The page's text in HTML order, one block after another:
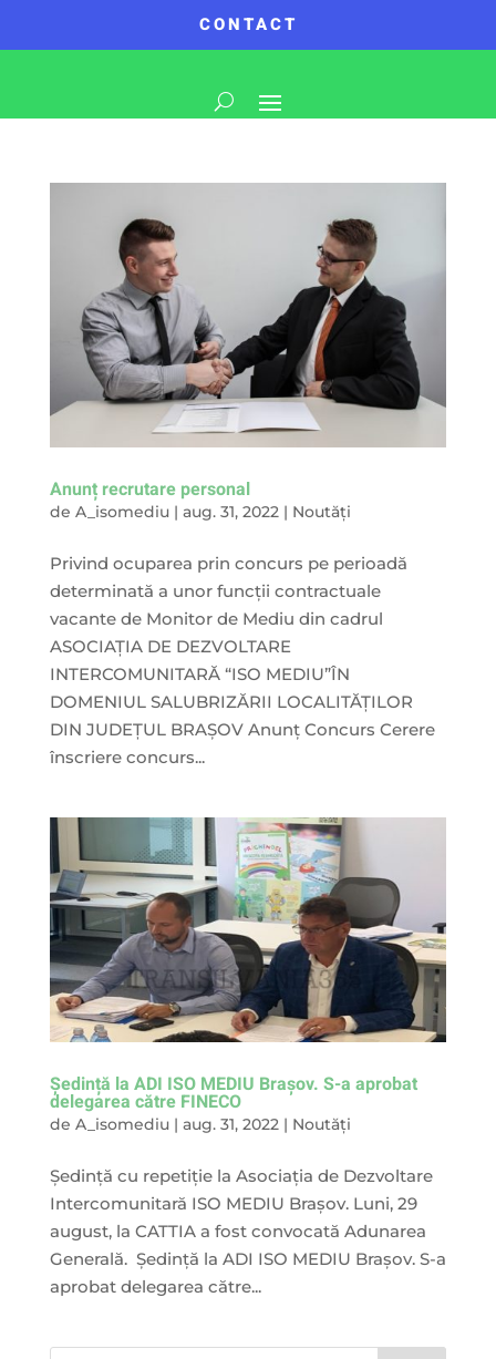
CONTACT
Anunț recrutare personal
de A_isomediu| aug. 31, 2022| Noutăți
Privind ocuparea prin concurs pe perioadă
determinată a unor funcții contractuale
vacante de Monitor de Mediu din cadrul
ASOCIAŢIA DE DEZVOLTARE
INTERCOMUNITARĂ “ISO MEDIU”ÎN
DOMENIUL SALUBRIZĂRII LOCALITĂȚILOR
DIN JUDEȚUL BRAȘOV Anunț Concurs Cerere
înscriere concurs...
Ședință la ADI ISO MEDIU Brașov. S-a aprobat
delegarea către FINECO
de A_isomediu| aug. 31, 2022| Noutăți
Ședință cu repetiție la Asociația de Dezvoltare
Intercomunitară ISO MEDIU Brașov. Luni, 29
august, la CATTIA a fost convocată Adunarea
Generală. Ședință la ADI ISO MEDIU Brașov. S-a
aprobat delegarea către...